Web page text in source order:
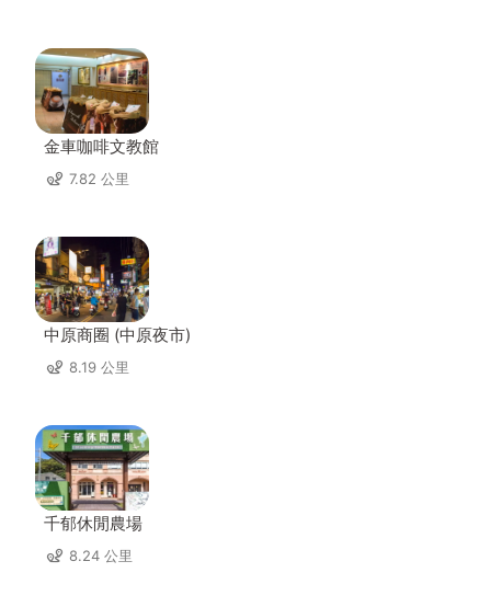
金車咖啡文教館
7.82 公里
中原商圈 (中原夜市)
8.19 公里
千郁休閒農場
8.24 公里